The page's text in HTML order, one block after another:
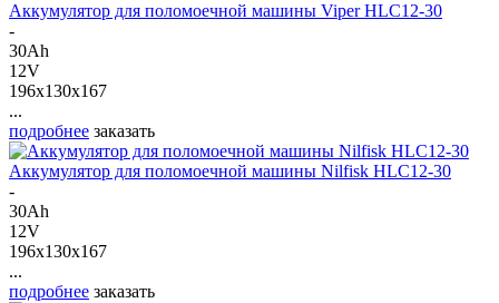
Аккумулятор для поломоечной машины Viper HLC12-30
-
30Ah
12V
196x130x167
...
подробнее заказать
Аккумулятор для поломоечной машины Nilfisk HLC12-30
-
30Ah
12V
196x130x167
...
подробнее заказать